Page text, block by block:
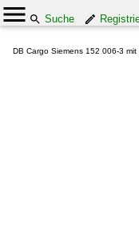
Suche
DB Cargo Siemens 152 006-3